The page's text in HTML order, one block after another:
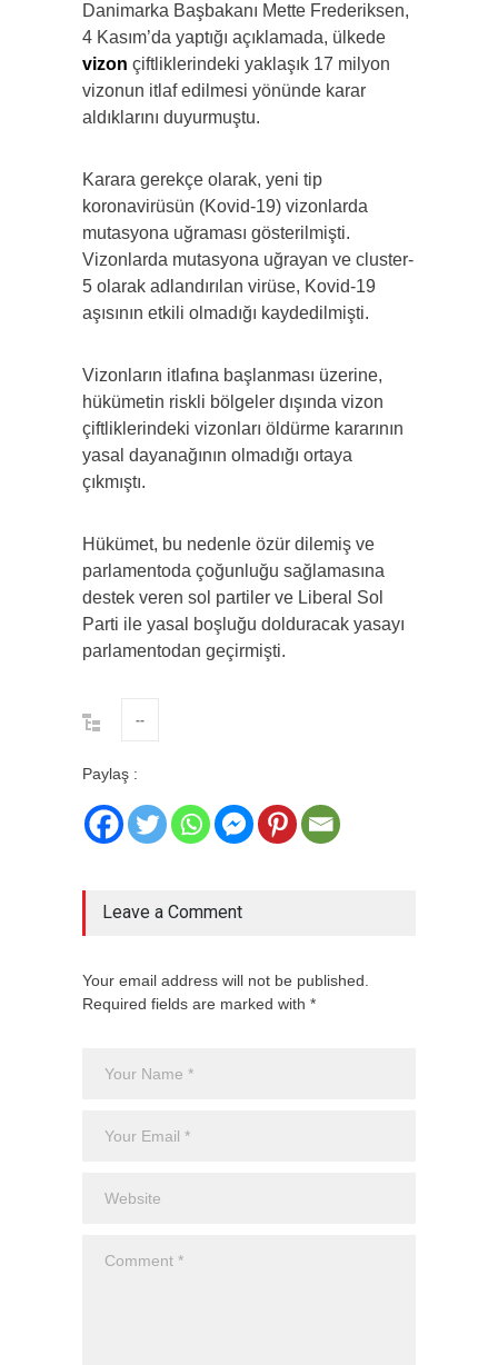
Danimarka Başbakanı Mette Frederiksen,
4 Kasım’da yaptığı açıklamada, ülkede
vizon çiftliklerindeki yaklaşık 17 milyon
vizonun itlaf edilmesi yönünde karar
aldıklarını duyurmuştu.
Karara gerekçe olarak, yeni tip
koronavirüsün (Kovid-19) vizonlarda
mutasyona uğraması gösterilmişti.
Vizonlarda mutasyona uğrayan ve cluster-
5 olarak adlandırılan virüse, Kovid-19
aşısının etkili olmadığı kaydedilmişti.
Vizonların itlafına başlanması üzerine,
hükümetin riskli bölgeler dışında vizon
çiftliklerindeki vizonları öldürme kararının
yasal dayanağının olmadığı ortaya
çıkmıştı.
Hükümet, bu nedenle özür dilemiş ve
parlamentoda çoğunluğu sağlamasına
destek veren sol partiler ve Liberal Sol
Parti ile yasal boşluğu dolduracak yasayı
parlamentodan geçirmişti.
--
Paylaş :
Leave a Comment
Your email address will not be published.
Required fields are marked with *